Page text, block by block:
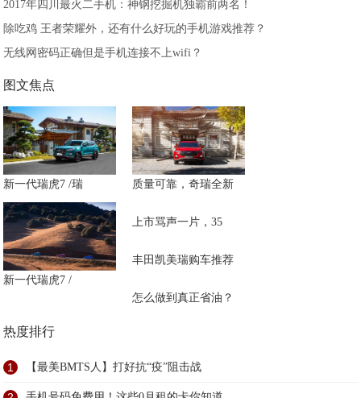
2017年四川最火二手机：神钢挖掘机独霸前两名！
除吃鸡 王者荣耀外，还有什么好玩的手机游戏推荐？
无线网密码正确但是手机连接不上wifi？
图文焦点
新一代瑞虎7 /瑞 质量可靠，奇瑞全新
新一代瑞虎7 /
上市骂声一片，35
丰田凯美瑞购车推荐
怎么做到真正省油？
热度排行
1 【最美BMTS人】打好抗“疫”阻击战